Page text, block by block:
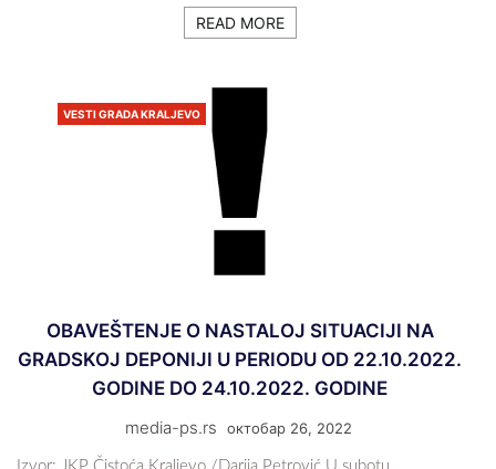
READ MORE
VESTI GRADA KRALJEVO
OBAVEŠTENJE O NASTALOJ SITUACIJI NA
GRADSKOJ DEPONIJI U PERIODU OD 22.10.2022.
GODINE DO 24.10.2022. GODINE
media-ps.rs октобар 26, 2022